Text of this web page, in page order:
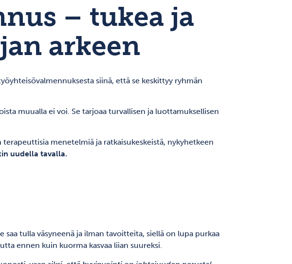
– tukea ja
arkeen
siinä, että se keskittyy ryhmän
muualla ei voi. Se tarjoaa turvallisen ja luottamuksellisen
terapeuttisia menetelmiä ja ratkaisukeskeistä, nykyhetkeen
uudella tavalla.
tulla väsyneenä ja ilman tavoitteita, siellä on lupa purkaa
ennen kuin kuorma kasvaa liian suureksi.